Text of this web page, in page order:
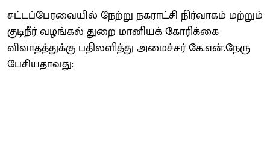
சட்டப்பேரவையில் நேற்று நகராட்சி நிர்வாகம் மற்றும்
குடிநீர் வழங்கல் துறை மானியக் கோரிக்கை
விவாதத்துக்கு பதிலளித்து அமைச்சர் கே.என்.நேரு
பேசியதாவது: